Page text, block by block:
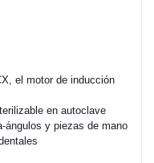
el motor de inducción
en autoclave
ángulos y piezas de mano